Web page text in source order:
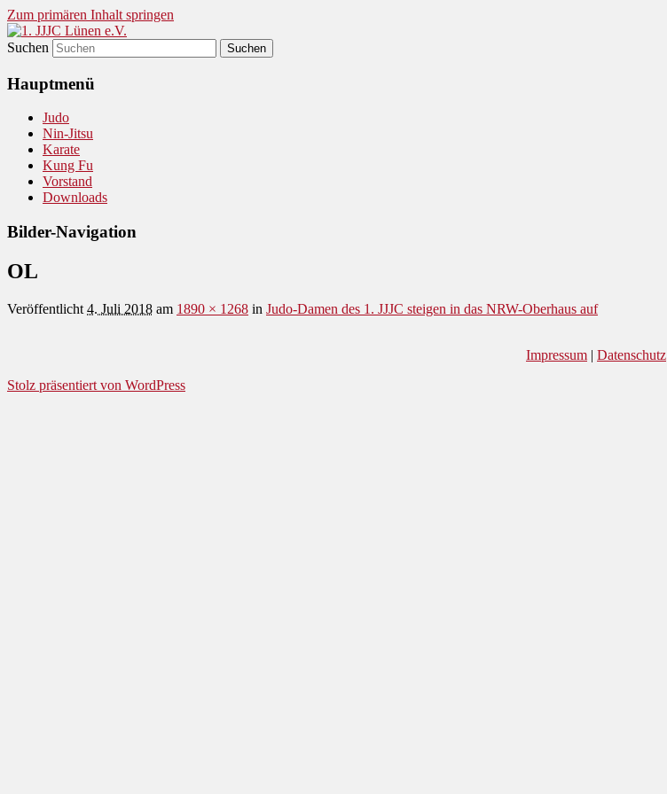
Zum primären Inhalt springen
1. JJJC Lünen e.V.
Judo und Ninjitsu
Suchen
Hauptmenü
Judo
Nin-Jitsu
Karate
Kung Fu
Vorstand
Downloads
Bilder-Navigation
OL
Veröffentlicht 4. Juli 2018 am 1890 × 1268 in Judo-Damen des 1. JJJC steigen in das NRW-Oberhaus auf
Impressum | Datenschutz
Stolz präsentiert von WordPress